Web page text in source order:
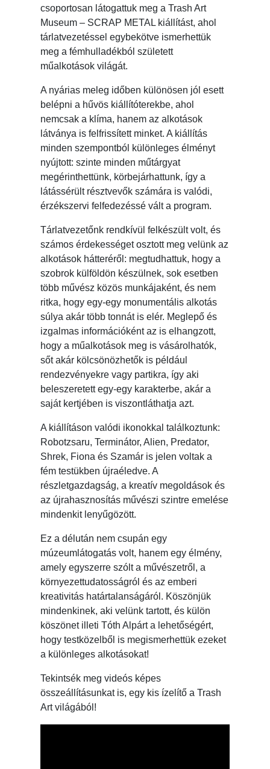
csoportosan látogattuk meg a Trash Art
Museum – SCRAP METAL kiállítást, ahol
tárlatvezetéssel egybekötve ismerhettük
meg a fémhulladékból született
műalkotások világát.
A nyárias meleg időben különösen jól esett
belépni a hűvös kiállítóterekbe, ahol
nemcsak a klíma, hanem az alkotások
látványa is felfrissített minket. A kiállítás
minden szempontból különleges élményt
nyújtott: szinte minden műtárgyat
megérinthettünk, körbejárhattunk, így a
látássérült résztvevők számára is valódi,
érzékszervi felfedezéssé vált a program.
Tárlatvezetőnk rendkívül felkészült volt, és
számos érdekességet osztott meg velünk az
alkotások hátteréről: megtudhattuk, hogy a
szobrok külföldön készülnek, sok esetben
több művész közös munkájaként, és nem
ritka, hogy egy-egy monumentális alkotás
súlya akár több tonnát is elér. Meglepő és
izgalmas információként az is elhangzott,
hogy a műalkotások meg is vásárolhatók,
sőt akár kölcsönözhetők is például
rendezvényekre vagy partikra, így aki
beleszeretett egy-egy karakterbe, akár a
saját kertjében is viszontláthatja azt.
A kiállításon valódi ikonokkal találkoztunk:
Robotzsaru, Terminátor, Alien, Predator,
Shrek, Fiona és Szamár is jelen voltak a
fém testükben újraéledve. A
részletgazdagság, a kreatív megoldások és
az újrahasznosítás művészi szintre emelése
mindenkit lenyűgözött.
Ez a délután nem csupán egy
múzeumlátogatás volt, hanem egy élmény,
amely egyszerre szólt a művészetről, a
környezettudatosságról és az emberi
kreativitás határtalanságáról. Köszönjük
mindenkinek, aki velünk tartott, és külön
köszönet illeti Tóth Alpárt a lehetőségért,
hogy testközelből is megismerhettük ezeket
a különleges alkotásokat!
Tekintsék meg videós képes
összeállításunkat is, egy kis ízelítő a Trash
Art világából!